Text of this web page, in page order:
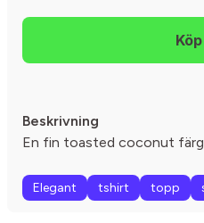
Beskrivning
En fin toasted coconut
Elegant tshirt topp